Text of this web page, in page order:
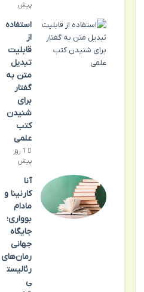
پیش
استفاده
از
قابلیت
تبدیل
متن به
گفتار
برای
شنیدن
کتب
علمی
1 روز
پیش
آنا
کارنینا و
مادام
بوواری؛
جایگاه
جهانی
رمان‌های
رئالیست
ی